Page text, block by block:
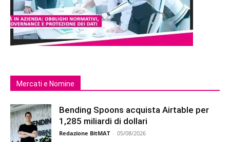
Mercati e Nomine
Bending Spoons acquista Airtable per
1,285 miliardi di dollari
Redazione BitMAT - 05/08/2026